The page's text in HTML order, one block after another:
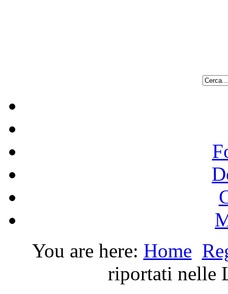
You are here: Home
riportati nelle